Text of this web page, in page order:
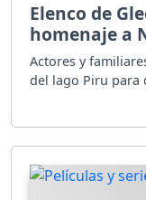
Elenco de
homenaje a
Actores y
del lago Piru para